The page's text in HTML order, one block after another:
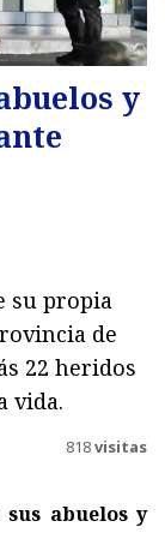
y
su propia
de
22 heridos
vida.
818visitas
abuelos y